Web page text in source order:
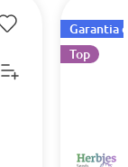
Garantia
Top